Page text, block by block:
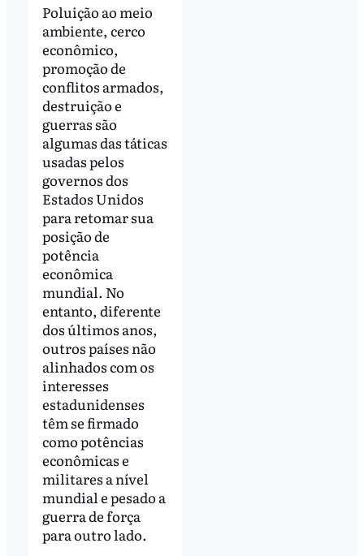
Poluição ao meio
ambiente, cerco
econômico,
promoção de
conflitos armados,
destruição e
guerras são
algumas das táticas
usadas pelos
governos dos
Estados Unidos
para retomar sua
posição de
potência
econômica
mundial. No
entanto, diferente
dos últimos anos,
outros países não
alinhados com os
interesses
estadunidenses
têm se firmado
como potências
econômicas e
militares a nível
mundial e pesado a
guerra de força
para outro lado.